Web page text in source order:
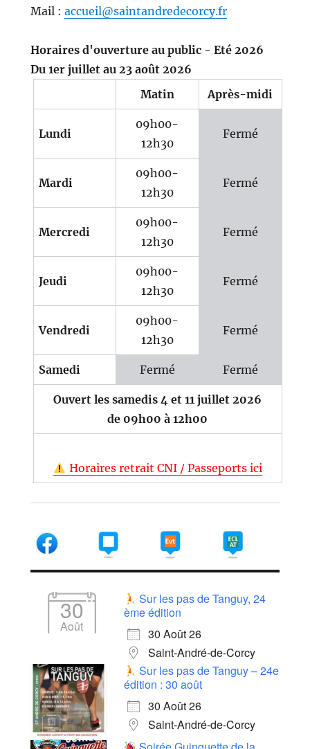
Mail : accueil@saintandredecorcy.fr
Horaires d'ouverture au public - Eté 2026
Du 1er juillet au 23 août 2026
Matin
Après-midi
Lundi
09h00-
12h30
Fermé
Mardi
09h00-
12h30
Fermé
Mercredi
09h00-
12h30
Fermé
Jeudi
09h00-
12h30
Fermé
Vendredi
09h00-
12h30
Fermé
Samedi Fermé Fermé
Ouvert les samedis 4 et 11 juillet 2026
de 09h00 à 12h00
Horaires retrait CNI / Passeports ici
30
Août
Sur les pas de Tanguy, 24
ème édition
30 Août 26
Saint-André-de-Corcy
Sur les pas de Tanguy – 24e
édition : 30 août
30 Août 26
Saint-André-de-Corcy